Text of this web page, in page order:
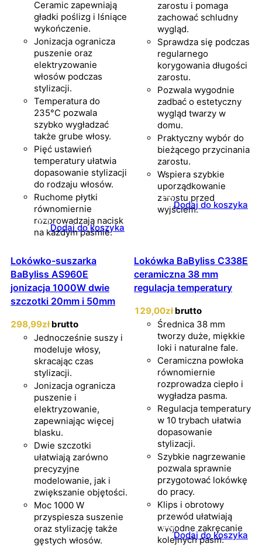
Ceramic zapewniają
gładki poślizg i lśniące
wykończenie.
Jonizacja ogranicza
puszenie oraz
elektryzowanie
włosów podczas
stylizacji.
Temperatura do
235°C pozwala
szybko wygładzać
także grube włosy.
Pięć ustawień
temperatury ułatwia
dopasowanie stylizacji
do rodzaju włosów.
Ruchome płytki
równomiernie
rozprowadzają nacisk
na każdym paśmie.
Dodaj do koszyka
zarostu i pomaga
zachować schludny
wygląd.
Sprawdza się podczas
regularnego
korygowania długości
zarostu.
Pozwala wygodnie
zadbać o estetyczny
wygląd twarzy w
domu.
Praktyczny wybór do
bieżącego przycinania
zarostu.
Wspiera szybkie
uporządkowanie
zarostu przed
wyjściem.
Dodaj do koszyka
Lokówko-suszarka
BaByliss AS960E
jonizacja 1000W dwie
szczotki 20mm i 50mm
298,99zł brutto
Jednocześnie suszy i
modeluje włosy,
skracając czas
stylizacji.
Jonizacja ogranicza
puszenie i
elektryzowanie,
zapewniając więcej
blasku.
Dwie szczotki
ułatwiają zarówno
precyzyjne
modelowanie, jak i
zwiększanie objętości.
Moc 1000 W
przyspiesza suszenie
oraz stylizację także
gęstych włosów.
Lokówka BaByliss C338E
ceramiczna 38 mm
regulacja temperatury
129,00zł brutto
Średnica 38 mm
tworzy duże, miękkie
loki i naturalne fale.
Ceramiczna powłoka
równomiernie
rozprowadza ciepło i
wygładza pasma.
Regulacja temperatury
w 10 trybach ułatwia
dopasowanie
stylizacji.
Szybkie nagrzewanie
pozwala sprawnie
przygotować lokówkę
do pracy.
Klips i obrotowy
przewód ułatwiają
wygodne zakręcanie
kolejnych pasm.
Dodaj do koszyka